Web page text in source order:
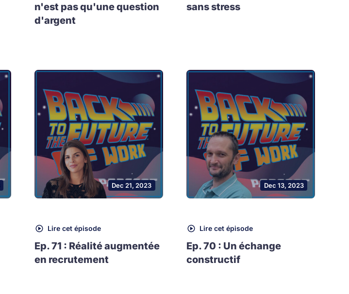
n'est pas qu'une question
d'argent
sans stress
Dec 21, 2023
Lire cet épisode
Ep. 71 : Réalité augmentée
en recrutement
Dec 13, 2023
Lire cet épisode
Ep. 70 : Un échange
constructif